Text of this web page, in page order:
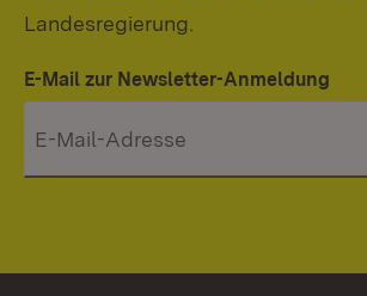
Landesregierung.
E-Mail zur Newsletter-Anmeldung